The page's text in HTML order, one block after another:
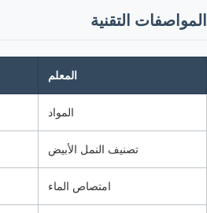
المواصفات التقنية
المعلم
المواد
تصنيف النمل الأبيض
امتصاص الماء